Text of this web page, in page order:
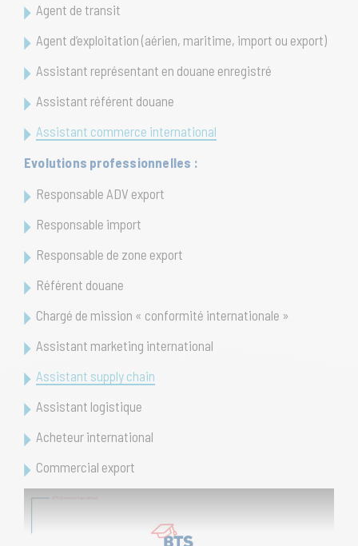
Agent de transit
Agent d’exploitation (aérien, maritime, import ou export)
Assistant représentant en douane enregistré
Assistant référent douane
Assistant commerce international
Evolutions professionnelles :
Responsable ADV export
Responsable import
Responsable de zone export
Référent douane
Chargé de mission « conformité internationale »
Assistant marketing international
Assistant supply chain
Assistant logistique
Acheteur international
Commercial export